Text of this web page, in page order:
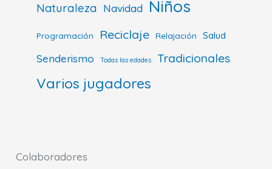
Naturaleza Navidad Niños
Programación Reciclaje Relajación Salud
Senderismo Todas las edades Tradicionales
Varios jugadores
Colaboradores